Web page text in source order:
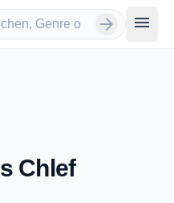
arrow_forward menu
Chlef